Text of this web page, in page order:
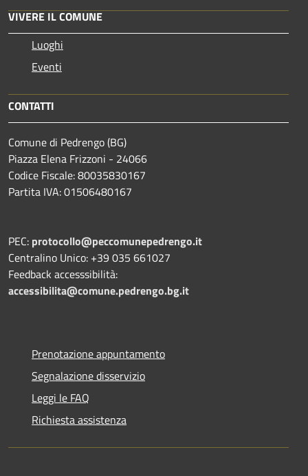
VIVERE IL COMUNE
Luoghi
Eventi
CONTATTI
Comune di Pedrengo (BG)
Piazza Elena Frizzoni - 24066
Codice Fiscale: 80035830167
Partita IVA: 01506480167
PEC: protocollo@peccomunepedrengo.it
Centralino Unico: +39 035 661027
Feedback accesssibilità:
accessibilita@comune.pedrengo.bg.it
Prenotazione appuntamento
Segnalazione disservizio
Leggi le FAQ
Richiesta assistenza